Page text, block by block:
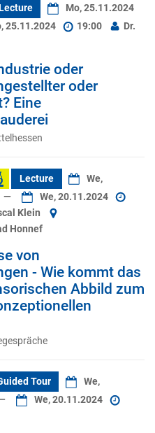
Mo, 25.11.2024
25.11.2024 19:00
Dr.
oder
oder
Eine
Lecture
We,
—
We, 20.11.2024
Klein
Honnef
von
- Wie kommt das
Abbild zum
Tour
We,
We, 20.11.2024